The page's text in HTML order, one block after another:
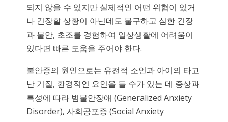
되지 않을 수 있지만 실제적인 어떤 위협이 있거
나 긴장할 상황이 아닌데도 불구하고 심한 긴장
과 불안, 초조를 경험하여 일상생활에 어려움이
있다면 빠른 도움을 주어야 한다.
불안증의 원인으로는 유전적 소인과 아이의 타고
난 기질, 환경적인 요인을 들 수가 있는 데 증상과
특성에 따라 범불안장애 (Generalized Anxiety
Disorder), 사회공포증 (Social Anxiety